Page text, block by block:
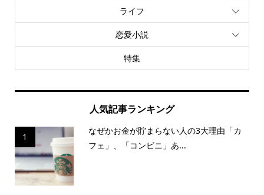
ライフ
恋愛小説
特集
人気記事ランキング
1
なぜかお金が貯まらない人の3大理由「カ
フェ」、「コンビニ」あ...